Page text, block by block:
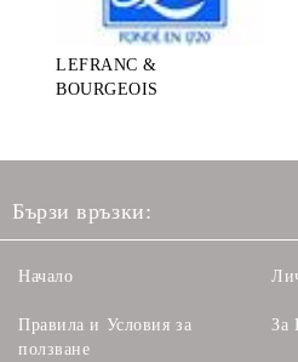
LEFRANC &
BOURGEOIS
Бързи връзки:
Начало
Правила и Условия за
ползване
За